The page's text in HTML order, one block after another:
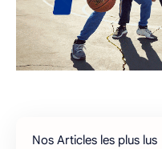
Nos Articles les plus lus